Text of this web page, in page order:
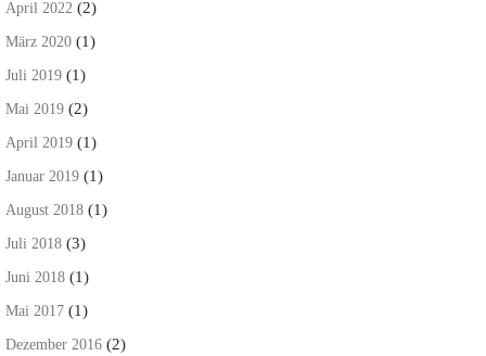
April 2022 (2)
März 2020 (1)
Juli 2019 (1)
Mai 2019 (2)
April 2019 (1)
Januar 2019 (1)
August 2018 (1)
Juli 2018 (3)
Juni 2018 (1)
Mai 2017 (1)
Dezember 2016 (2)